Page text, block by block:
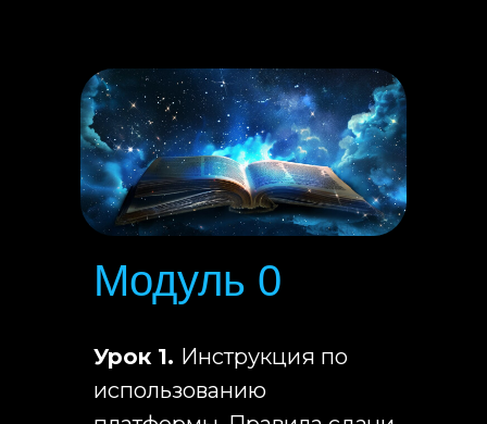
Урок 1. Инструкция по
использованию
Модуль 0